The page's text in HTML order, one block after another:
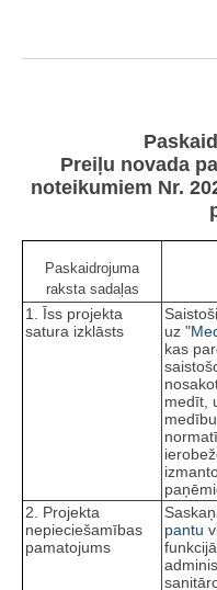
Preiļu novada
noteikumiem Nr.
Paskaidrojuma
raksta sadaļas
1. Īss projekta
satura izklāsts
uz "
kas
medīt,
2. Projekta
nepieciešamības
pamatojums
pantu